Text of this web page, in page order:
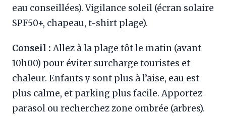
eau conseillées). Vigilance soleil (écran solaire
SPF50+, chapeau, t-shirt plage).
Conseil :Allez à la plage tôt le matin (avant
10h00) pour éviter surcharge touristes et
chaleur. Enfants y sont plus à l’aise, eau est
plus calme, et parking plus facile. Apportez
parasol ou recherchez zone ombrée (arbres).